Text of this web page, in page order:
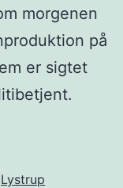
morgenen
på
er sigtet
Lystrup